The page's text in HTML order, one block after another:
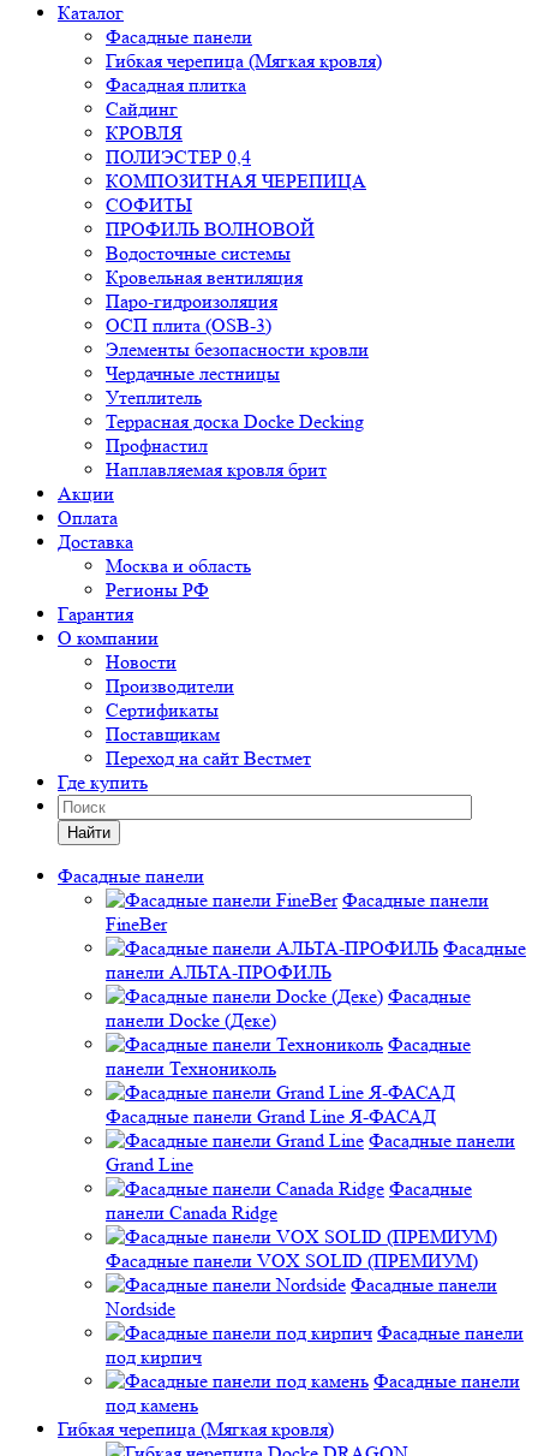
Каталог
Фасадные панели
Гибкая черепица (Мягкая кровля)
Фасадная плитка
Сайдинг
КРОВЛЯ
ПОЛИЭСТЕР 0,4
КОМПОЗИТНАЯ ЧЕРЕПИЦА
СОФИТЫ
ПРОФИЛЬ ВОЛНОВОЙ
Водосточные системы
Кровельная вентиляция
Паро-гидроизоляция
ОСП плита (OSB-3)
Элементы безопасности кровли
Чердачные лестницы
Утеплитель
Террасная доска Docke Decking
Профнастил
Наплавляемая кровля брит
Акции
Оплата
Доставка
Москва и область
Регионы РФ
Гарантия
О компании
Новости
Производители
Сертификаты
Поставщикам
Переход на сайт Вестмет
Где купить
Найти
Фасадные панели
Фасадные панели
FineBer
Фасадные
панели АЛЬТА-ПРОФИЛЬ
Фасадные
панели Docke (Деке)
Фасадные
панели Технониколь
Фасадные панели Grand Line Я-ФАСАД
Фасадные панели
Grand Line
Фасадные
панели Canada Ridge
Фасадные панели VOX SOLID (ПРЕМИУМ)
Фасадные панели
Nordside
Фасадные панели
под кирпич
Фасадные панели
под камень
Гибкая черепица (Мягкая кровля)